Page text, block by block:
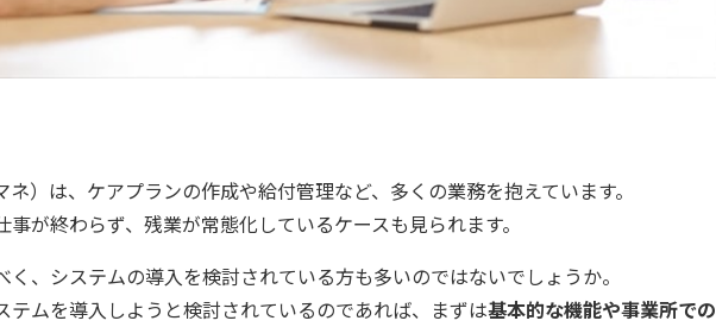
）は、ケアプランの作成や給付管理など、多くの業務を抱えています。
が終わらず、残業が常態化しているケースも見られます。
く、システムの導入を検討されている方も多いのではないでしょうか。
テムを導入しようと検討されているのであれば、まずは基本的な機能や事業所での